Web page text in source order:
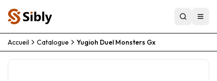
Accueil Catalogue Yugioh Duel Monsters Gx